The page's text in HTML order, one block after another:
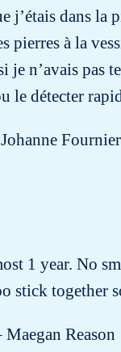
dans la
pierres à la
je n’avais pas
le détecter
Fournier
1 year. No
stick together
Maegan Reason